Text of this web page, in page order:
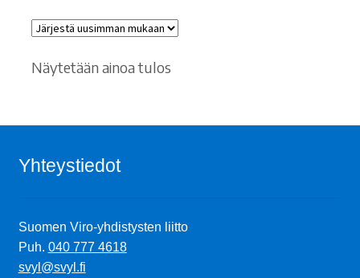
Näytetään ainoa tulos
Yhteystiedot
Suomen Viro-yhdistysten liitto
Puh. 040 777 4618
svyl@svyl.fi